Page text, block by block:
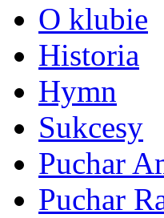
O klubie
Historia
Hymn
Sukcesy
Puchar
Puchar